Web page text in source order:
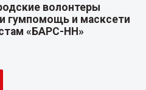
волонтеры
гумпомощь и масксети
«БАРС-НН»